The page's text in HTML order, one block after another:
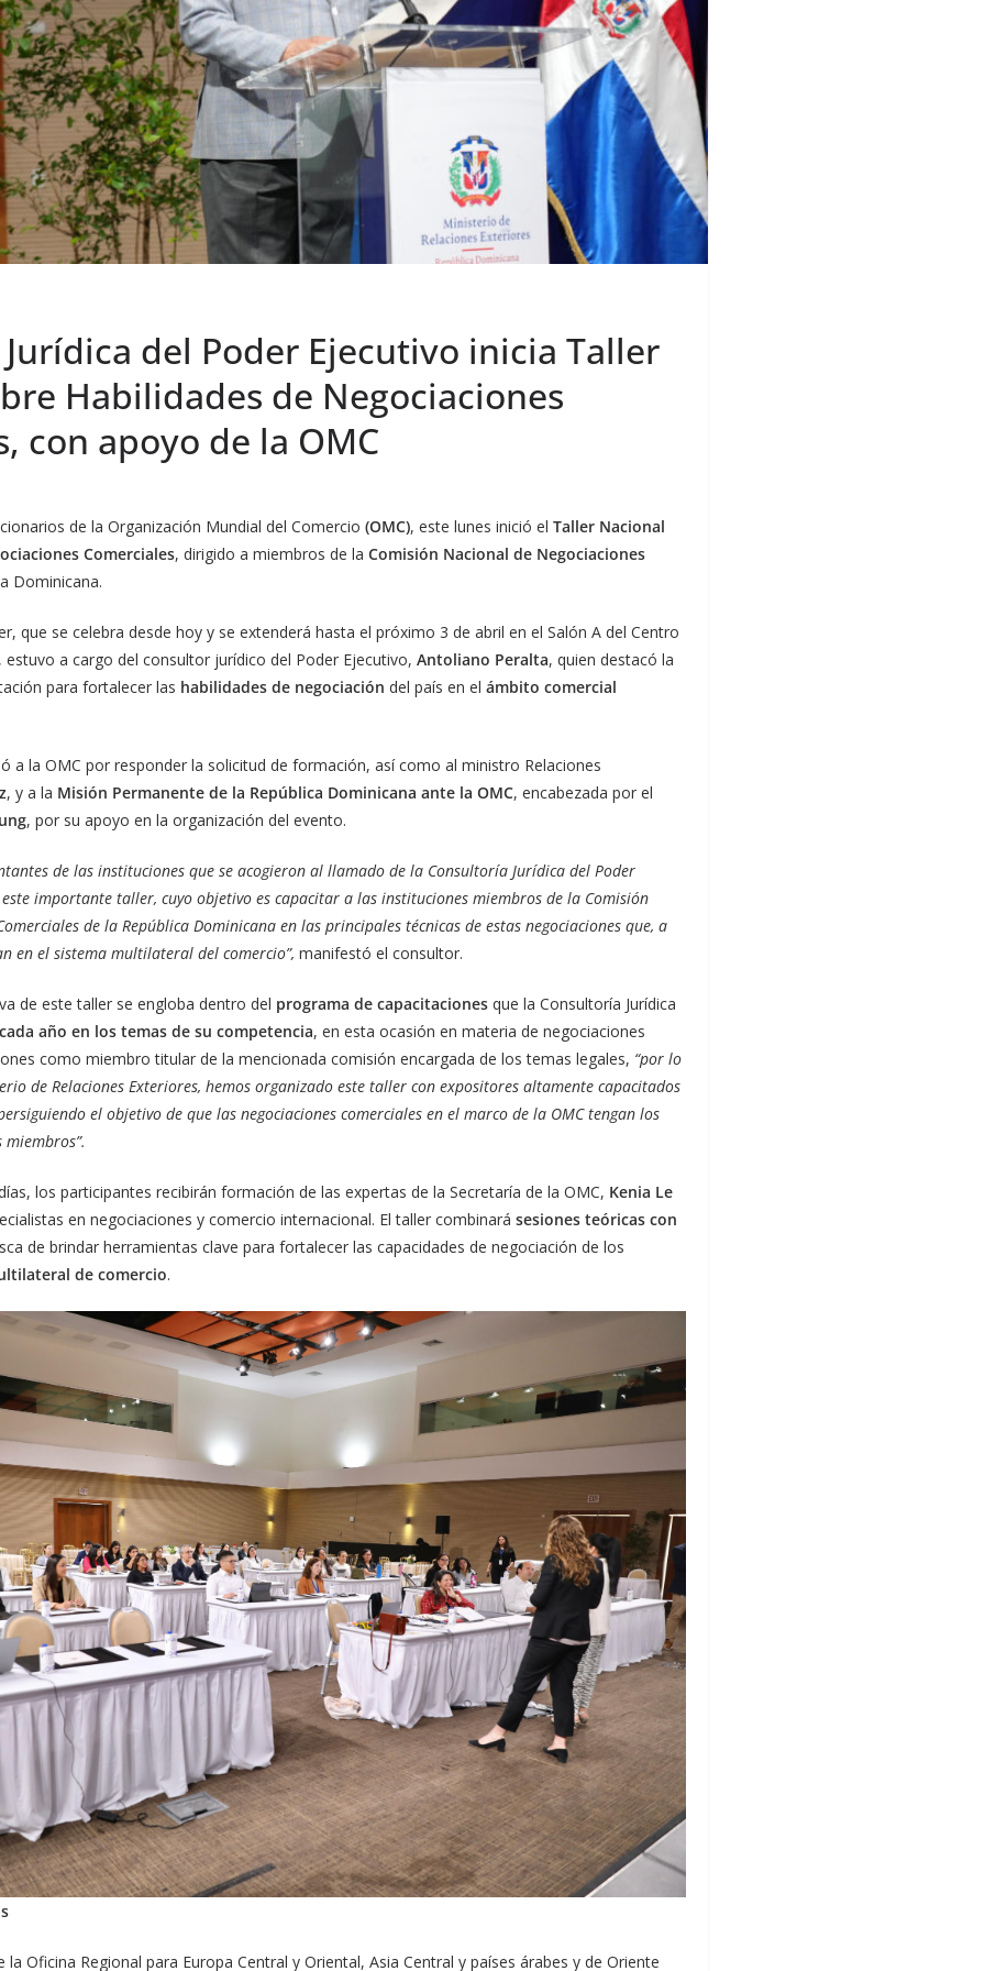
del Poder Ejecutivo inicia Taller
Habilidades de Negociaciones
con apoyo de la OMC
de la Organización Mundial del Comercio (OMC), este lunes inició el Taller Nacional
Comerciales, dirigido a miembros de la Comisión Nacional de Negociaciones
Dominicana.
que se celebra desde hoy y se extenderá hasta el próximo 3 de abril en el Salón A del Centro
estuvo a cargo del consultor jurídico del Poder Ejecutivo, Antoliano Peralta, quien destacó la
para fortalecer las habilidades de negociación del país en el ámbito comercial
a la OMC por responder la solicitud de formación, así como al ministro Relaciones
, y a la Misión Permanente de la República Dominicana ante la OMC, encabezada por el
, por su apoyo en la organización del evento.
de las instituciones que se acogieron al llamado de la Consultoría Jurídica del Poder
importante taller, cuyo objetivo es capacitar a las instituciones miembros de la Comisión
de la República Dominicana en las principales técnicas de estas negociaciones que, a
en el sistema multilateral del comercio”, manifestó el consultor.
de este taller se engloba dentro del programa de capacitaciones que la Consultoría Jurídica
cada año en los temas de su competencia, en esta ocasión en materia de negociaciones
como miembro titular de la mencionada comisión encargada de los temas legales, “por lo
de Relaciones Exteriores, hemos organizado este taller con expositores altamente capacitados
el objetivo de que las negociaciones comerciales en el marco de la OMC tengan los
los participantes recibirán formación de las expertas de la Secretaría de la OMC, Kenia Le
en negociaciones y comercio internacional. El taller combinará sesiones teóricas con
de brindar herramientas clave para fortalecer las capacidades de negociación de los
de comercio.
Oficina Regional para Europa Central y Oriental, Asia Central y países árabes y de Oriente